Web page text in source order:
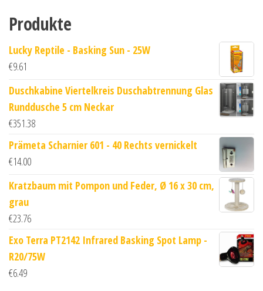
Produkte
Lucky Reptile - Basking Sun - 25W
€9.61
Duschkabine Viertelkreis Duschabtrennung Glas
Runddusche 5 cm Neckar
€351.38
Prämeta Scharnier 601 - 40 Rechts vernickelt
€14.00
Kratzbaum mit Pompon und Feder, Ø 16 x 30 cm,
grau
€23.76
Exo Terra PT2142 Infrared Basking Spot Lamp -
R20/75W
€6.49